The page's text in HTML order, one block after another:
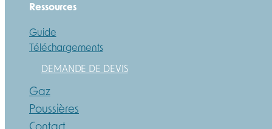
Ressources
Guide
Téléchargements
DEMANDE DE DEVIS
Gaz
Poussières
Contact